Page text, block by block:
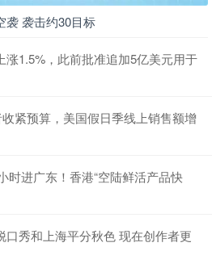
袭 袭击约30目标
1.5%，此前批准追加5亿美元用于
紧预算，美国假日季线上销售额增
时进广东！香港“空陆鲜活产品快
秀和上海平分秋色 现在创作者更